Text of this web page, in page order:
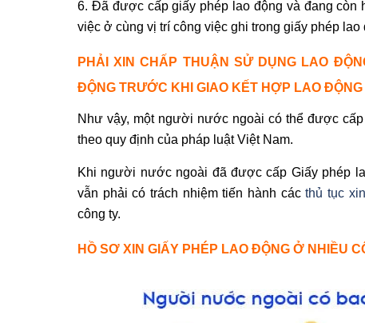
6. Đã được cấp giấy phép lao động và đang
việc ở cùng vị trí công việc ghi trong giấy phép lao
PHẢI XIN CHẤP THUẬN SỬ DỤNG LAO
ĐỘNG TRƯỚC KHI GIAO KẾT HỢP LAO
Như vậy, một người nước ngoài có thể được
theo quy định của pháp luật Việt Nam.
Khi người nước ngoài đã được cấp Giấy phép
vẫn phải có trách nhiệm tiến hành cácthủ tục
công ty.
HỒ SƠ XIN GIẤY PHÉP LAO ĐỘNG Ở NHIỀU